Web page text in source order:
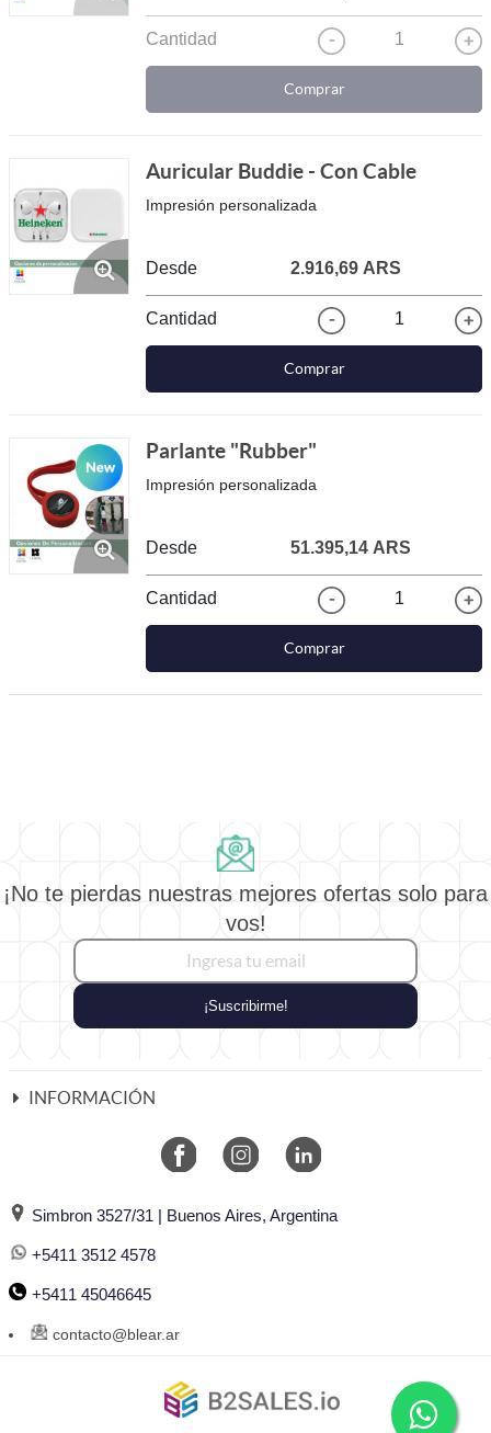
Cantidad 1
Comprar
Auricular Buddie - Con Cable
Impresión personalizada
Desde 2.916,69 ARS
Cantidad 1
Comprar
Parlante "Rubber"
Impresión personalizada
Desde 51.395,14 ARS
Cantidad 1
Comprar
¡No te pierdas nuestras mejores ofertas solo para
vos!
¡Suscribirme!
INFORMACIÓN
Simbron 3527/31 | Buenos Aires, Argentina
+5411 3512 4578
+5411 45046645
contacto@blear.ar